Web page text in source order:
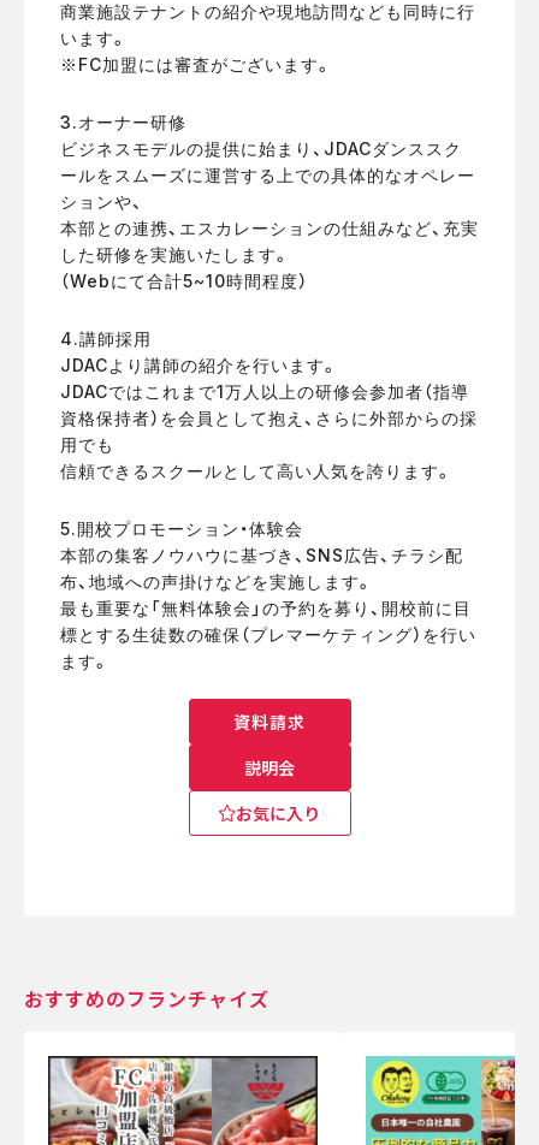
商業施設テナントの紹介や現地訪問なども同時に行
います。
※FC加盟には審査がございます。
3.オーナー研修
ビジネスモデルの提供に始まり、JDACダンススク
ールをスムーズに運営する上での具体的なオペレー
ションや、
本部との連携、エスカレーションの仕組みなど、充実
した研修を実施いたします。
（Webにて合計5~10時間程度）
4.講師採用
JDACより講師の紹介を行います。
JDACではこれまで1万人以上の研修会参加者（指導
資格保持者）を会員として抱え、さらに外部からの採
用でも
信頼できるスクールとして高い人気を誇ります。
5.開校プロモーション・体験会
本部の集客ノウハウに基づき、SNS広告、チラシ配
布、地域への声掛けなどを実施します。
最も重要な「無料体験会」の予約を募り、開校前に目
標とする生徒数の確保（プレマーケティング）を行い
ます。
資料請求
説明会
お気に入り
おすすめのフランチャイズ